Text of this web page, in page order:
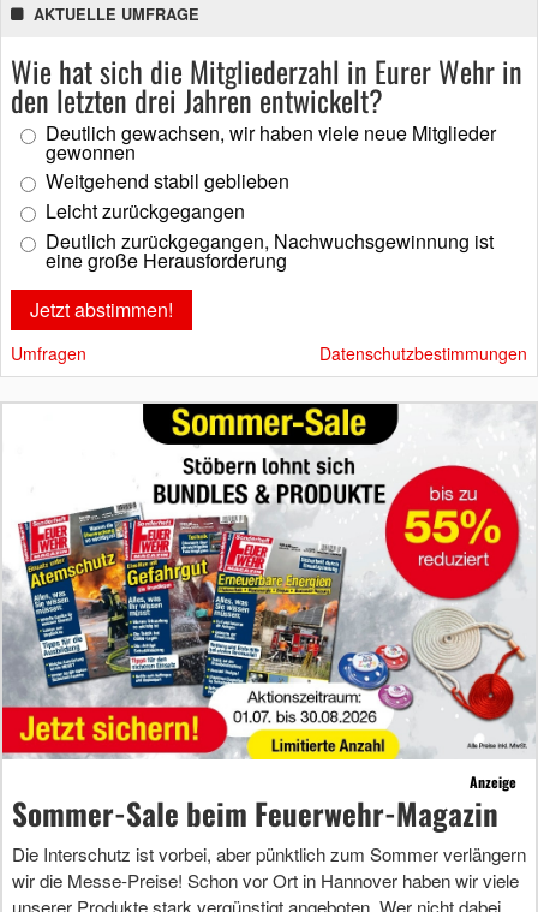
AKTUELLE UMFRAGE
Wie hat sich die Mitgliederzahl in Eurer Wehr in
den letzten drei Jahren entwickelt?
Deutlich gewachsen, wir haben viele neue Mitglieder
gewonnen
Weitgehend stabil geblieben
Leicht zurückgegangen
Deutlich zurückgegangen, Nachwuchsgewinnung ist
eine große Herausforderung
Umfragen Datenschutzbestimmungen
Anzeige
Sommer-Sale beim Feuerwehr-Magazin
Die Interschutz ist vorbei, aber pünktlich zum Sommer verlängern
wir die Messe-Preise! Schon vor Ort in Hannover haben wir viele
unserer Produkte stark vergünstigt angeboten. Wer nicht dabei